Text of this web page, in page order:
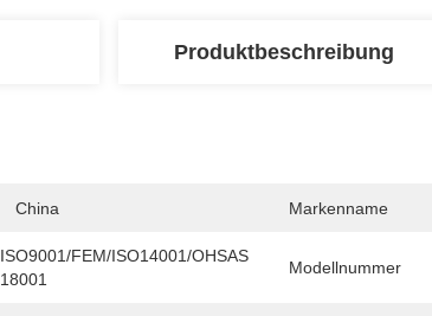
Produktbeschreibung
China Markenname
ISO9001/FEM/ISO14001/OHSAS
18001
Modellnummer